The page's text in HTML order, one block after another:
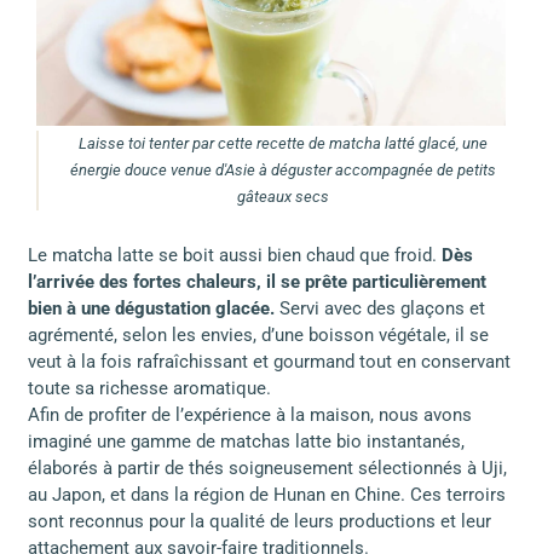
Laisse toi tenter par cette recette de matcha latté glacé, une
énergie douce venue d'Asie à déguster accompagnée de petits
gâteaux secs
Le matcha latte se boit aussi bien chaud que froid. Dès
l’arrivée des fortes chaleurs, il se prête particulièrement
bien à une dégustation glacée.Servi avec des glaçons et
agrémenté, selon les envies, d’une boisson végétale, il se
veut à la fois rafraîchissant et gourmand tout en conservant
toute sa richesse aromatique.
Afin de profiter de l’expérience à la maison, nous avons
imaginé une gamme de matchas latte bio instantanés,
élaborés à partir de thés soigneusement sélectionnés à Uji,
au Japon, et dans la région de Hunan en Chine. Ces terroirs
sont reconnus pour la qualité de leurs productions et leur
attachement aux savoir-faire traditionnels.